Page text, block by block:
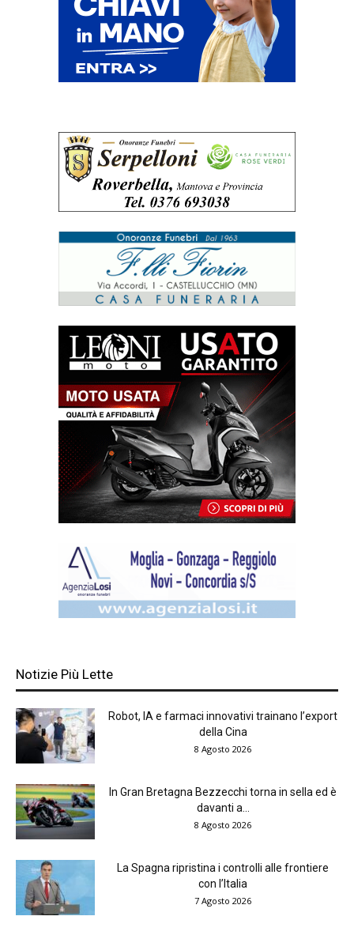
Notizie Più Lette
Robot, IA e farmaci innovativi trainano l’export
della Cina
8 Agosto 2026
In Gran Bretagna Bezzecchi torna in sella ed è
davanti a...
8 Agosto 2026
La Spagna ripristina i controlli alle frontiere
con l’Italia
7 Agosto 2026